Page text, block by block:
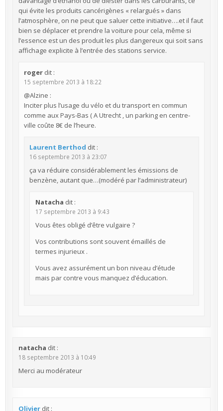
qui évite les produits cancérigènes « relargués » dans
l’atmosphère, on ne peut que saluer cette initiative….et il faut
bien se déplacer et prendre la voiture pour cela, même si
l’essence est un des produit les plus dangereux qui soit sans
affichage explicite à l’entrée des stations service.
roger dit :
15 septembre 2013 à 18:22
@Alzine :
Inciter plus l’usage du vélo et du transport en commun
comme aux Pays-Bas ( A Utrecht , un parking en centre-
ville coûte 8€ de l’heure.
Laurent Berthod dit :
16 septembre 2013 à 23:07
ça va réduire considérablement les émissions de
benzène, autant que…(modéré par l’administrateur)
Natacha dit :
17 septembre 2013 à 9:43
Vous êtes obligé d’être vulgaire ?
Vos contributions sont souvent émaillés de
termes injurieux .
Vous avez assurément un bon niveau d’étude
mais par contre vous manquez d’éducation.
natacha dit :
18 septembre 2013 à 10:49
Merci au modérateur
Olivier dit :